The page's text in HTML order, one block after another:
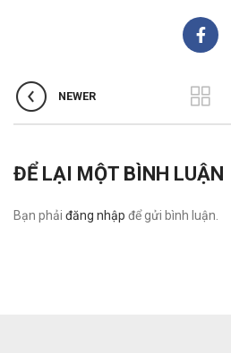
NEWER
ĐỂ LẠI MỘT BÌNH LUẬN
Bạn phải đăng nhập để gửi bình luận.